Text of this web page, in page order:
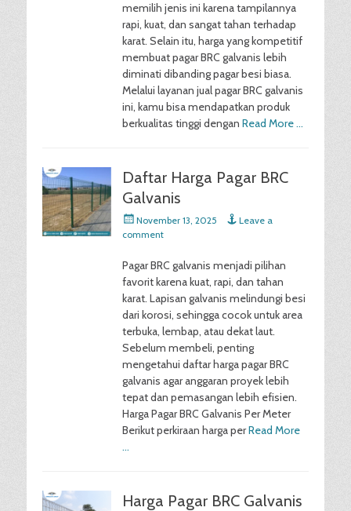
memilih jenis ini karena tampilannya
rapi, kuat, dan sangat tahan terhadap
karat. Selain itu, harga yang kompetitif
membuat pagar BRC galvanis lebih
diminati dibanding pagar besi biasa.
Melalui layanan jual pagar BRC galvanis
ini, kamu bisa mendapatkan produk
berkualitas tinggi dengan Read More …
Daftar Harga Pagar BRC
Galvanis
Posted
on
November 13, 2025
Leave a
comment
Pagar BRC galvanis menjadi pilihan
favorit karena kuat, rapi, dan tahan
karat. Lapisan galvanis melindungi besi
dari korosi, sehingga cocok untuk area
terbuka, lembap, atau dekat laut.
Sebelum membeli, penting
mengetahui daftar harga pagar BRC
galvanis agar anggaran proyek lebih
tepat dan pemasangan lebih efisien.
Harga Pagar BRC Galvanis Per Meter
Berikut perkiraan harga perRead More
…
Harga Pagar BRC Galvanis